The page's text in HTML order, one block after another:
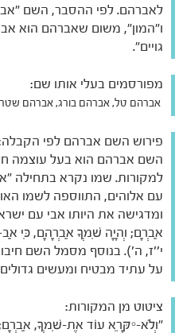
לאברהם. לפי ההסבר, השם
ו"המון", משום שאברהם הוא
גויים".
מפורסמים בעלי אותו שם:
אברהם טל, אברהם בורג, אברהם
פירוש השם אברהם לפי
השם אברהם הוא בעל עוצמה
למקורות. שמו נקרא בתחילה
עם אלוהים, התווספה לשמו
ומדגישה את היותו אבי עם
אַבְרָם; וְהָיָה שִׁמְךָ אַבְרָהָם, כִּי
י''ז, ה'). בנוסף מסמל השם
על עתיד מבטיח ומעשים
ציטוט מן המקורות:
"וְלֹא-יִקָּרֵא עוֹד אֶת-שִׁמְךָ,